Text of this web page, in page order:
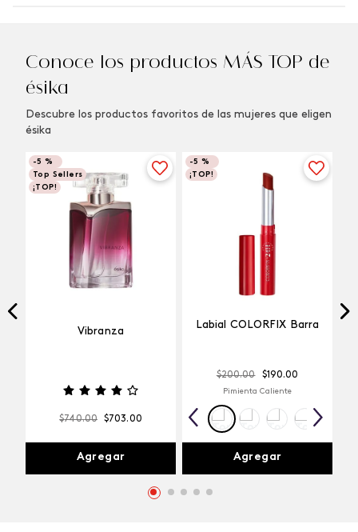
Conoce los productos MÁS TOP de
ésika
Descubre los productos favoritos de las mujeres que eligen
ésika
-5 %
Top Sellers
¡TOP!
Vibranza
$740.00 $703.00
Agregar
-5 %
¡TOP!
Labial COLORFIX Barra
$200.00 $190.00
Pimienta Caliente
Agregar